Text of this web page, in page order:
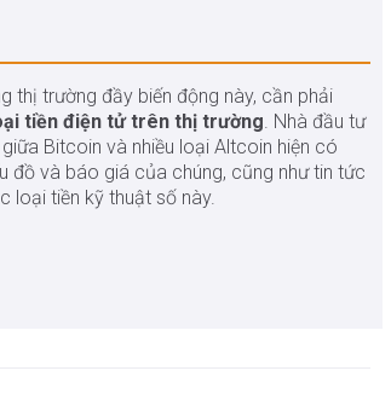
thị trường đầy biến động này, cần phải
tiền điện tử trên thị trường. Nhà đầu tư
Bitcoin và nhiều loại Altcoin hiện có
đồ và báo giá của chúng, cũng như tin tức
loại tiền kỹ thuật số này.